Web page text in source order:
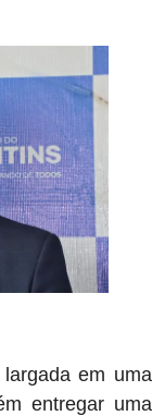
em uma
entregar uma